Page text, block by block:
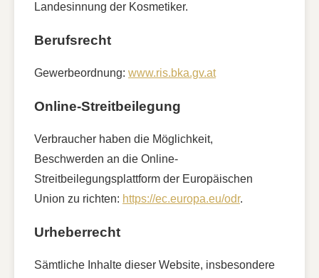
Landesinnung der Kosmetiker.
Berufsrecht
Gewerbeordnung: www.ris.bka.gv.at
Online-Streitbeilegung
Verbraucher haben die Möglichkeit,
Beschwerden an die Online-
Streitbeilegungsplattform der Europäischen
Union zu richten: https://ec.europa.eu/odr.
Urheberrecht
Sämtliche Inhalte dieser Website, insbesondere